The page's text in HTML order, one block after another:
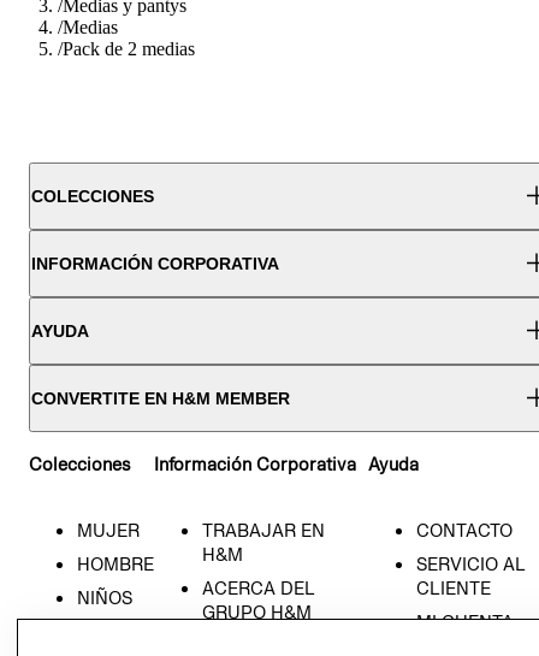
/Medias y pantys
/Medias
/Pack de 2 medias
COLECCIONES
INFORMACIÓN CORPORATIVA
AYUDA
CONVERTITE EN H&M MEMBER
Colecciones
MUJER
HOMBRE
NIÑOS
Información Corporativa
TRABAJAR EN
H&M
ACERCA DEL
GRUPO H&M
Ayuda
CONTACTO
SERVICIO AL
CLIENTE
MI CUENTA